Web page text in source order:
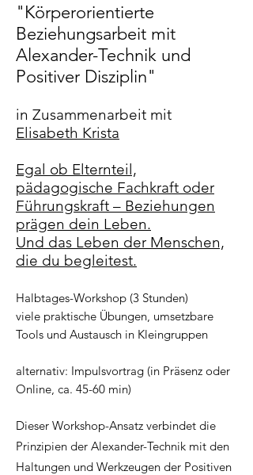
"Körperorientierte
Beziehungsarbeit mit
Alexander-Technik und
Positiver Disziplin"
in Zusammenarbeit mit
Elisabeth Krista
Egal ob Elternteil,
pädagogische Fachkraft oder
Führungskraft – Beziehungen
prägen dein Leben.
Und das Leben der Menschen,
die du begleitest.
Halbtages-Workshop (3 Stunden)
viele praktische Übungen, umsetzbare
Tools und Austausch in Kleingruppen
alternativ: Impulsvortrag (in Präsenz oder
Online, ca. 45-60 min)
Dieser Workshop-Ansatz verbindet die
Prinzipien der Alexander-Technik mit den
Haltungen und Werkzeugen der Positiven